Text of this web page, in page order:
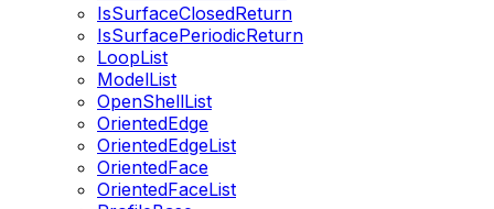
IsSurfaceClosedReturn
IsSurfacePeriodicReturn
LoopList
ModelList
OpenShellList
OrientedEdge
OrientedEdgeList
OrientedFace
OrientedFaceList